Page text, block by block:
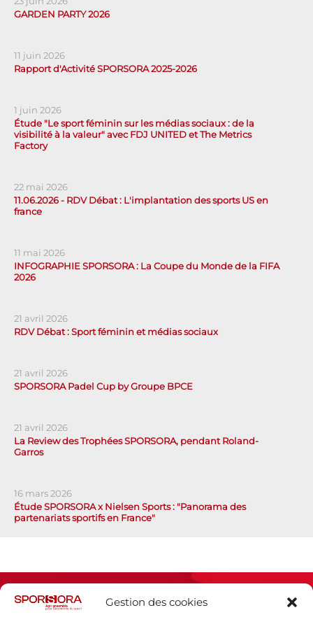
Gestion des cookies
GARDEN PARTY 2026
11 juin 2026
Rapport d'Activité SPORSORA 2025-2026
1 juin 2026
Étude "Le sport féminin sur les médias sociaux : de la
visibilité à la valeur" avec FDJ UNITED et The Metrics
Factory
22 mai 2026
11.06.2026 - RDV Débat : L'implantation des sports US en
france
11 mai 2026
INFOGRAPHIE SPORSORA : La Coupe du Monde de la FIFA
2026
21 avril 2026
RDV Débat : Sport féminin et médias sociaux
21 avril 2026
SPORSORA Padel Cup by Groupe BPCE
21 avril 2026
La Review des Trophées SPORSORA, pendant Roland-
Garros
16 mars 2026
Étude SPORSORA x Nielsen Sports : "Panorama des
partenariats sportifs en France"